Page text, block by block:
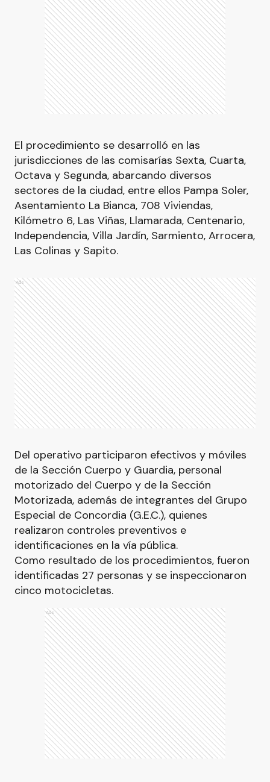
El procedimiento se desarrolló en las
jurisdicciones de las comisarías Sexta, Cuarta,
Octava y Segunda, abarcando diversos
sectores de la ciudad, entre ellos Pampa Soler,
Asentamiento La Bianca, 708 Viviendas,
Kilómetro 6, Las Viñas, Llamarada, Centenario,
Independencia, Villa Jardín, Sarmiento, Arrocera,
Las Colinas y Sapito.
Ads
Del operativo participaron efectivos y móviles
de la Sección Cuerpo y Guardia, personal
motorizado del Cuerpo y de la Sección
Motorizada, además de integrantes del Grupo
Especial de Concordia (G.E.C.), quienes
realizaron controles preventivos e
identificaciones en la vía pública.
Como resultado de los procedimientos, fueron
identificadas 27 personas y se inspeccionaron
cinco motocicletas.
Ads